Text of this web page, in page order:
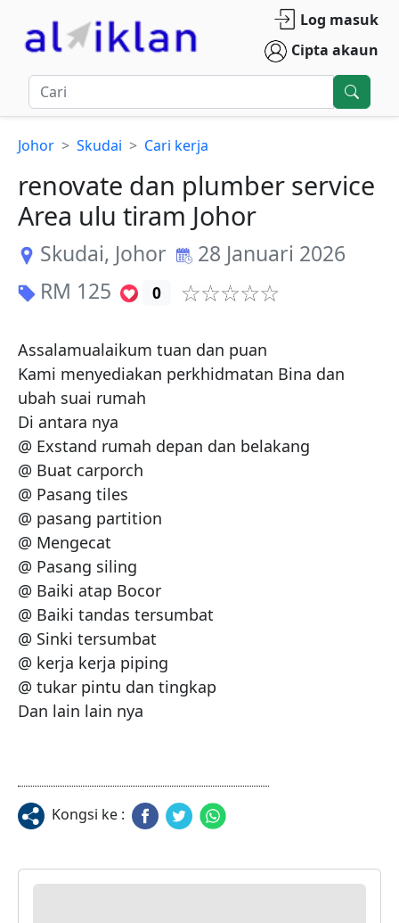
Log masuk
Cipta akaun
Johor Skudai Cari kerja
renovate dan plumber service
Area ulu tiram Johor
Skudai, Johor
28 Januari 2026
RM 125 0
Assalamualaikum tuan dan puan
Kami menyediakan perkhidmatan Bina dan
ubah suai rumah
Di antara nya
@ Exstand rumah depan dan belakang
@ Buat carporch
@ Pasang tiles
@ pasang partition
@ Mengecat
@ Pasang siling
@ Baiki atap Bocor
@ Baiki tandas tersumbat
@ Sinki tersumbat
@ kerja kerja piping
@ tukar pintu dan tingkap
Dan lain lain nya
Kongsi ke :